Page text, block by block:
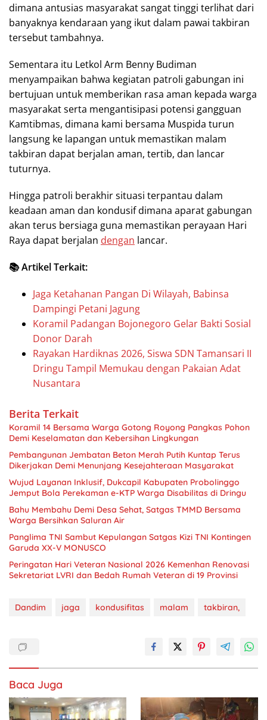
dimana antusias masyarakat sangat tinggi terlihat dari
banyaknya kendaraan yang ikut dalam pawai takbiran
tersebut tambahnya.
Sementara itu Letkol Arm Benny Budiman
menyampaikan bahwa kegiatan patroli gabungan ini
bertujuan untuk memberikan rasa aman kepada warga
masyarakat serta mengantisipasi potensi gangguan
Kamtibmas, dimana kami bersama Muspida turun
langsung ke lapangan untuk memastikan malam
takbiran dapat berjalan aman, tertib, dan lancar
tuturnya.
Hingga patroli berakhir situasi terpantau dalam
keadaan aman dan kondusif dimana aparat gabungan
akan terus bersiaga guna memastikan perayaan Hari
Raya dapat berjalan dengan lancar.
📚 Artikel Terkait:
Jaga Ketahanan Pangan Di Wilayah, Babinsa
Dampingi Petani Jagung
Koramil Padangan Bojonegoro Gelar Bakti Sosial
Donor Darah
Rayakan Hardiknas 2026, Siswa SDN Tamansari II
Dringu Tampil Memukau dengan Pakaian Adat
Nusantara
Berita Terkait
Koramil 14 Bersama Warga Gotong Royong Pangkas Pohon
Demi Keselamatan dan Kebersihan Lingkungan
Pembangunan Jembatan Beton Merah Putih Kuntap Terus
Dikerjakan Demi Menunjang Kesejahteraan Masyarakat
Wujud Layanan Inklusif, Dukcapil Kabupaten Probolinggo
Jemput Bola Perekaman e-KTP Warga Disabilitas di Dringu
Bahu Membahu Demi Desa Sehat, Satgas TMMD Bersama
Warga Bersihkan Saluran Air
Panglima TNI Sambut Kepulangan Satgas Kizi TNI Kontingen
Garuda XX-V MONUSCO
Peringatan Hari Veteran Nasional 2026 Kemenhan Renovasi
Sekretariat LVRI dan Bedah Rumah Veteran di 19 Provinsi
Dandim jaga kondusifitas malam takbiran,
Baca Juga